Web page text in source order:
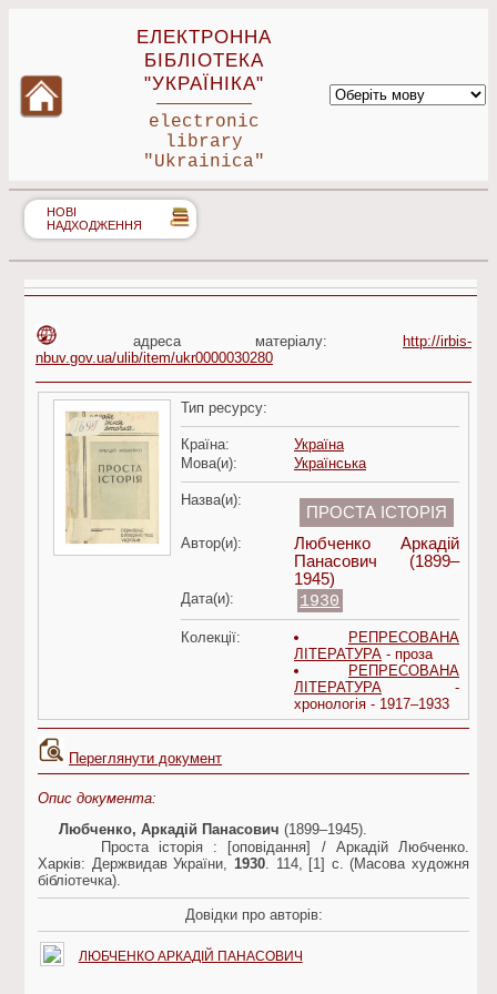
ЕЛЕКТРОННА
БІБЛІОТЕКА
"УКРАЇНІКА"
electronic
library
"Ukrainica"
НОВІ
НАДХОДЖЕННЯ
адреса матеріалу:
http://irbis-
nbuv.gov.ua/ulib/item/ukr0000030280
Тип ресурсу:
Країна:
Україна
Мова(и):
Українська
Назва(и):
ПРОСТА ІСТОРІЯ
Автор(и):
Любченко Аркадій
Панасович (1899–
1945)
Дата(и): 1930
Колекції:
РЕПРЕСОВАНА
ЛІТЕРАТУРА - проза
РЕПРЕСОВАНА
ЛІТЕРАТУРА -
хронологія - 1917–1933
Переглянути документ
Опис документа:
Любченко, Аркадій Панасович (1899–1945).
Проста історія : [оповідання] / Аркадій Любченко.
Харків: Держвидав України, 1930. 114, [1] c. (Масова художня
бібліотечка).
Довідки про авторів:
ЛЮБЧЕНКО АРКАДІЙ ПАНАСОВИЧ